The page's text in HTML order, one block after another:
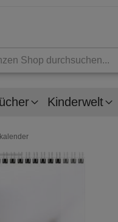
Kinderwelt